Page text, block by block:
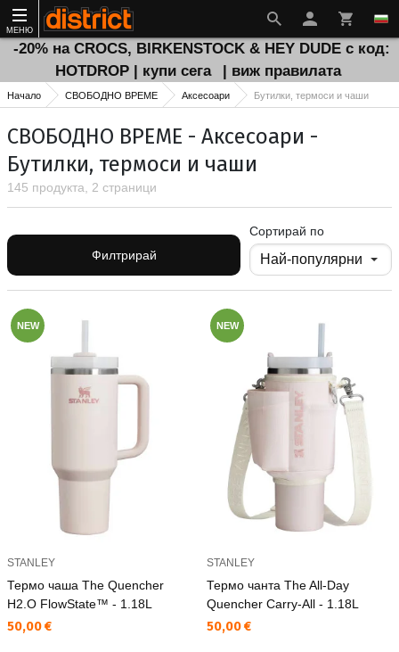
МЕНЮ
-20% на CROCS, BIRKENSTOCK & HEY DUDE с код:
HOTDROP | купи сега
| виж правилата
Начало СВОБОДНО ВРЕМЕ Аксесоари Бутилки, термоси и чаши
СВОБОДНО ВРЕМЕ - Аксесоари -
Бутилки, термоси и чаши
145 продукта, 2 страници
Филтрирай
Сортирай по
NEW
STANLEY
Термо чаша The Quencher
H2.O FlowState™ - 1.18L
Текуща цена:
50,00 €
NEW
STANLEY
Термо чанта The All-Day
Quencher Carry-All - 1.18L
Текуща цена:
50,00 €